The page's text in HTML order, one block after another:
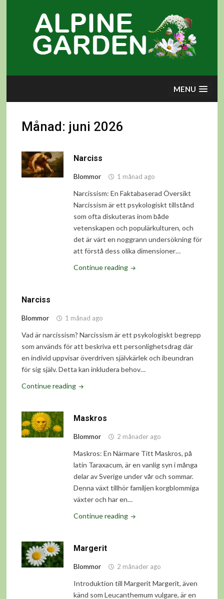
MENU
Månad: juni 2026
Narciss
Blommor 1 månad ago
Narcissism: En Faktabaserad Översikt
Narcissism är ett psykologiskt tillstånd
som ofta diskuteras inom både
vetenskapen och populärkulturen, och
det är värt en noggrann undersökning för
att förstå dess olika dimensioner…
Continue reading"Narciss"
Narciss
Blommor 1 månad ago
Vad är narcissism? Narcissism är ett psykologiskt begrepp
som används för att beskriva ett personlighetsdrag där
en individ uppvisar överdriven självkärlek och ibeundran
för sig själv. Detta kan inkludera behov…
Continue reading"Narciss"
Maskros
Blommor 2 månader ago
Maskros: En Närmare Titt Maskros, på
latin Taraxacum, är en vanlig syn i många
delar av Sverige under vår och sommar.
Denna växt tillhör familjen korgblommiga
växter och har en…
Continue reading"Maskros"
Margerit
Blommor 2 månader ago
Introduktion till Margerit Margerit, även
känd som Leucanthemum vulgare, är en